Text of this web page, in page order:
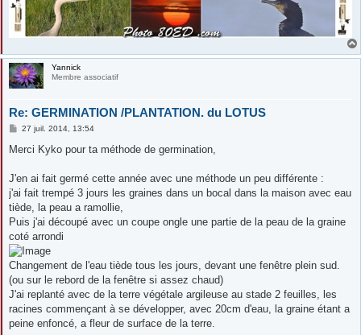
Yannick
Membre associatif
Re: GERMINATION /PLANTATION. du LOTUS
M
s
g
27 juil. 2014, 13:54
Merci Kyko pour ta méthode de germination,
J'en ai fait germé cette année avec une méthode un peu différente :
j'ai fait trempé 3 jours les graines dans un bocal dans la maison avec eau
tiède, la peau a ramollie,
Puis j'ai découpé avec un coupe ongle une partie de la peau de la graine
coté arrondi
Changement de l'eau tiède tous les jours, devant une fenêtre plein sud.
(ou sur le rebord de la fenêtre si assez chaud)
J'ai replanté avec de la terre végétale argileuse au stade 2 feuilles, les
racines commençant à se développer, avec 20cm d'eau, la graine étant a
peine enfoncé, a fleur de surface de la terre.